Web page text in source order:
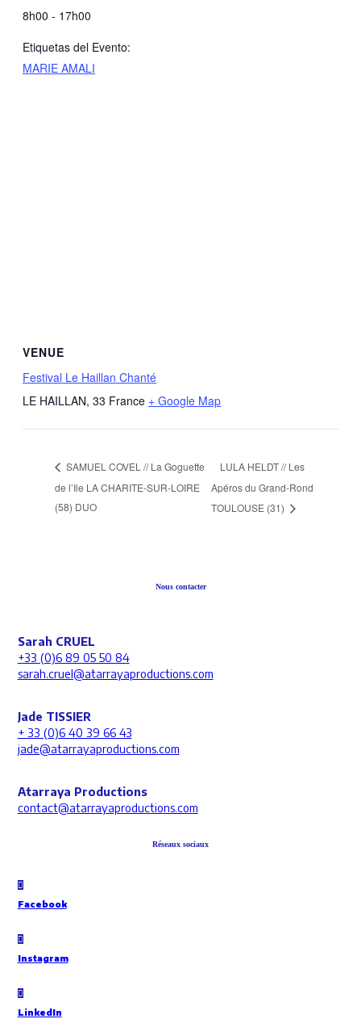
8h00 - 17h00
Etiquetas del Evento:
MARIE AMALI
VENUE
Festival Le Haillan Chanté
LE HAILLAN, 33 France + Google Map
SAMUEL COVEL // La Goguette
de l’Ile LA CHARITE-SUR-LOIRE
(58) DUO
LULA HELDT // Les
Apéros du Grand-Rond
TOULOUSE (31)
Nous contacter
Sarah CRUEL
+33 (0)6 89 05 50 84
sarah.cruel@atarrayaproductions.com
Jade TISSIER
+ 33 (0)6 40 39 66 43
jade@atarrayaproductions.com
Atarraya Productions
contact@atarrayaproductions.com
Réseaux sociaux
Facebook
Instagram
LinkedIn